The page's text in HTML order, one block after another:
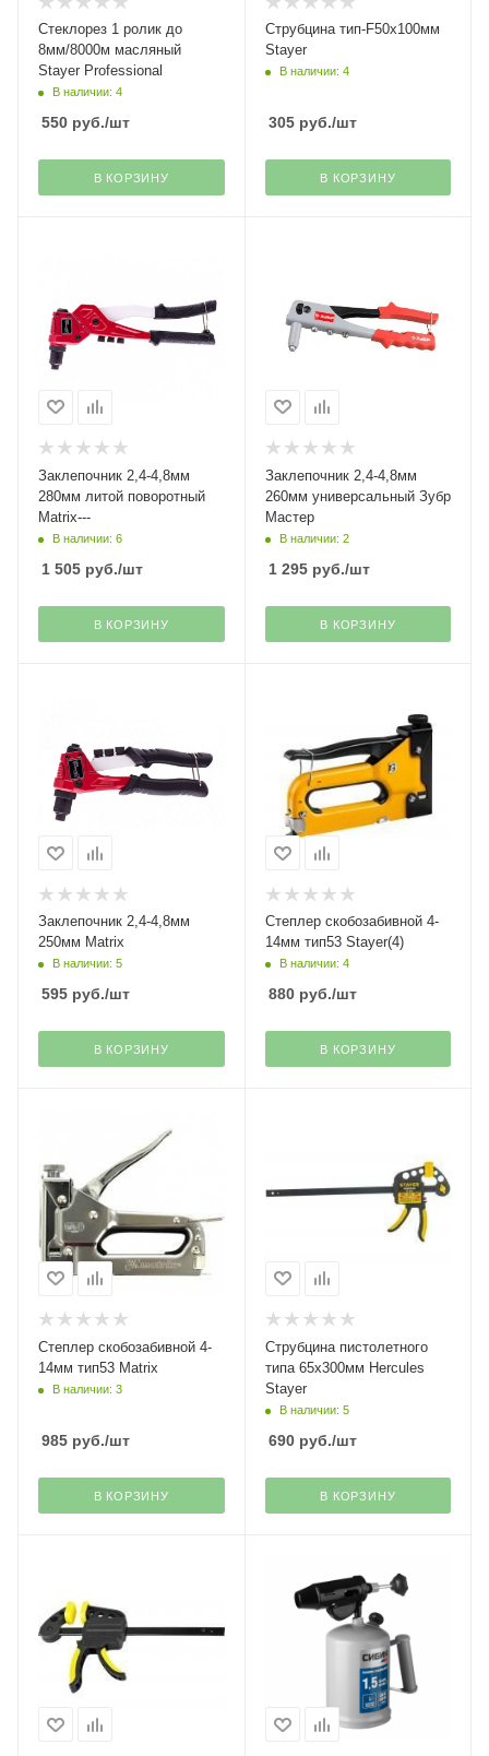
Стеклорез 1 ролик до
8мм/8000м масляный
Stayer Professional
В наличии: 4
550 руб./шт
В КОРЗИНУ
Струбцина тип-F50х100мм
Stayer
В наличии: 4
305руб./шт
В КОРЗИНУ
Заклепочник 2,4-4,8мм
280мм литой поворотный
Matrix---
В наличии: 6
1 505 руб./шт
В КОРЗИНУ
Заклепочник 2,4-4,8мм
260мм универсальный Зубр
Мастер
В наличии: 2
1 295руб./шт
В КОРЗИНУ
Заклепочник 2,4-4,8мм
250мм Matrix
В наличии: 5
595 руб./шт
В КОРЗИНУ
Степлер скобозабивной 4-
14мм тип53 Stayer(4)
В наличии: 4
880руб./шт
В КОРЗИНУ
Степлер скобозабивной 4-
14мм тип53 Matrix
В наличии: 3
985 руб./шт
В КОРЗИНУ
Струбцина пистолетного
типа 65х300мм Hercules
Stayer
В наличии: 5
690руб./шт
В КОРЗИНУ